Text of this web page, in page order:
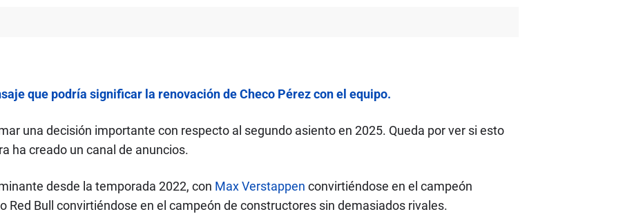
que podría significar la renovación de Checo Pérez con el equipo.
una decisión importante con respecto al segundo asiento en 2025. Queda por ver si esto
ha creado un canal de anuncios.
desde la temporada 2022, con Max Verstappen convirtiéndose en el campeón
Red Bull convirtiéndose en el campeón de constructores sin demasiados rivales.